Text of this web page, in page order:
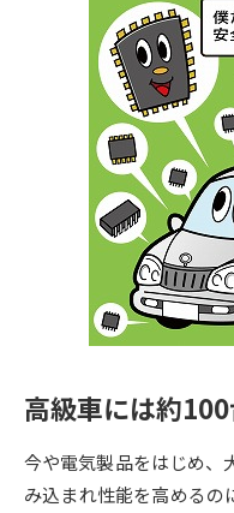
大学・短大以外の資料
専門学校の資料請求
留学・進学関連、塾・予備校
大学入学共通テスト「受験上の
配慮案内」の請求
高等学校（情報）教員資格認定
高級車には約
今や電気製品をはじめ、
み込まれ性能を高めるの